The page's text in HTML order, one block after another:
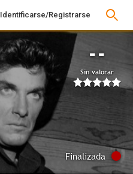
Identificarse/Registrarse
--
Sin valorar
Finalizada